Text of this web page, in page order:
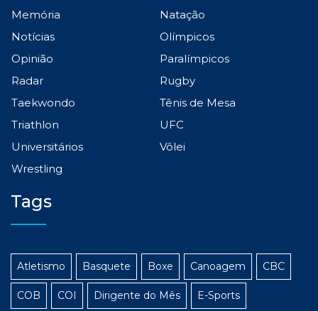
Memória
Natação
Notícias
Olímpicos
Opinião
Paralímpicos
Radar
Rugby
Taekwondo
Tênis de Mesa
Triathlon
UFC
Universitários
Vôlei
Wrestling
Tags
Atletismo Basquete Boxe Canoagem CBC
COB COI Dirigente do Mês E-Sports